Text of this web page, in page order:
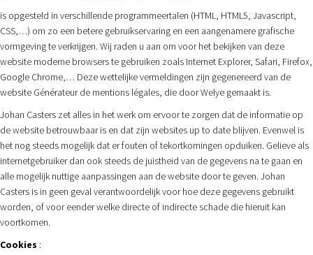
is opgesteld in verschillende programmeertalen (HTML, HTML5, Javascript,
CSS,…) om zo een betere gebruikservaring en een aangenamere grafische
vormgeving te verkrijgen. Wij raden u aan om voor het bekijken van deze
website moderne browsers te gebruiken zoals Internet Explorer, Safari, Firefox,
Google Chrome,… Deze wettelijke vermeldingen zijn gegenereerd van de
website Générateur de mentions légales, die door Welye gemaakt is.
Johan Casters zet alles in het werk om ervoor te zorgen dat de informatie op
de website betrouwbaar is en dat zijn websites up to date blijven. Evenwel is
het nog steeds mogelijk dat er fouten of tekortkomingen opduiken. Gelieve als
internetgebruiker dan ook steeds de juistheid van de gegevens na te gaan en
alle mogelijk nuttige aanpassingen aan de website door te geven. Johan
Casters is in geen geval verantwoordelijk voor hoe deze gegevens gebruikt
worden, of voor eender welke directe of indirecte schade die hieruit kan
voortkomen.
Cookies :